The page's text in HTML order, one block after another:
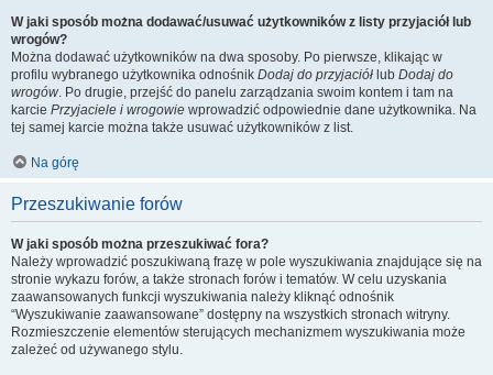
W jaki sposób można dodawać/usuwać użytkowników z listy przyjaciół lub
wrogów?
Można dodawać użytkowników na dwa sposoby. Po pierwsze, klikając w
profilu wybranego użytkownika odnośnik Dodaj do przyjaciół lub Dodaj do
wrogów. Po drugie, przejść do panelu zarządzania swoim kontem i tam na
karcie Przyjaciele i wrogowie wprowadzić odpowiednie dane użytkownika. Na
tej samej karcie można także usuwać użytkowników z list.
Na górę
Przeszukiwanie forów
W jaki sposób można przeszukiwać fora?
Należy wprowadzić poszukiwaną frazę w pole wyszukiwania znajdujące się na
stronie wykazu forów, a także stronach forów i tematów. W celu uzyskania
zaawansowanych funkcji wyszukiwania należy kliknąć odnośnik
“Wyszukiwanie zaawansowane” dostępny na wszystkich stronach witryny.
Rozmieszczenie elementów sterujących mechanizmem wyszukiwania może
zależeć od używanego stylu.